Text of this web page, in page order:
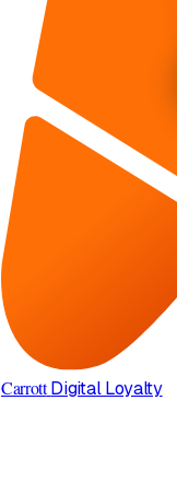
Carrott Digital Loyalty